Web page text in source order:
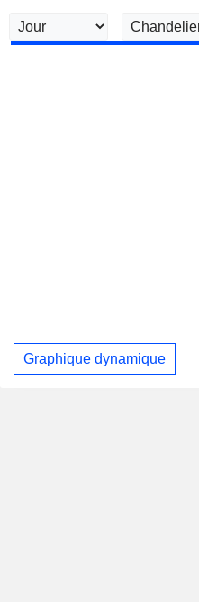
Graphique dynamique